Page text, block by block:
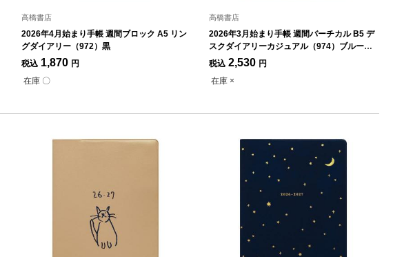
高橋書店
2026年4月始まり手帳 週間ブロック A5 リン
グダイアリー（972）黒
税込 1,870 円
在庫 〇
高橋書店
2026年3月始まり手帳 週間バーチカル B5 デ
スクダイアリーカジュアル（974）ブルーブ
ラック
税込 2,530 円
在庫 ×